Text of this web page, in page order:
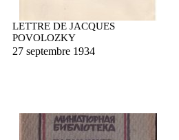
LETTRE DE JACQUES
POVOLOZKY
27 septembre 1934